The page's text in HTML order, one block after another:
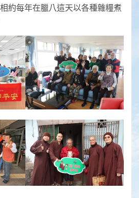
約每年在臘八這天以各種雜糧煮